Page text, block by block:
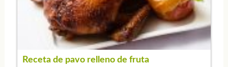
Receta de pavo relleno de fruta